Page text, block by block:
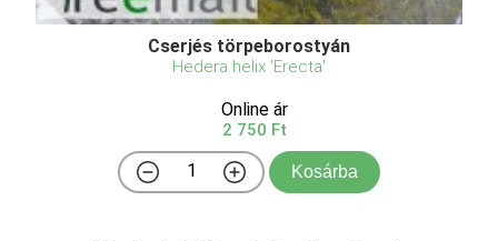
Cserjés törpeborostyán
Hedera helix 'Erecta'
Online ár
2 750 Ft
Kosárba